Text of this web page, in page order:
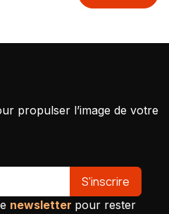
propulser l’image de votre
S'inscrire
newsletter pour rester